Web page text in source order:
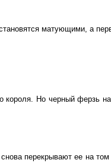
матующими, а
Но черный ферзь
перекрывают ее на